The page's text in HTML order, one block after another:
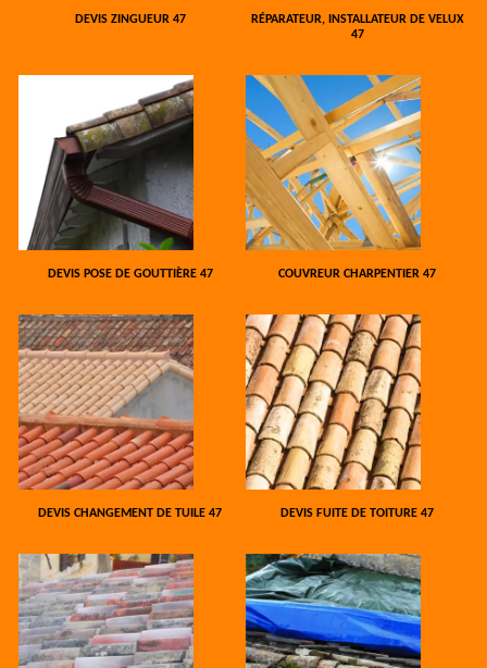
DEVIS ZINGUEUR 47
RÉPARATEUR, INSTALLATEUR DE VELUX
47
DEVIS POSE DE GOUTTIÈRE 47 COUVREUR CHARPENTIER 47
DEVIS CHANGEMENT DE TUILE 47 DEVIS FUITE DE TOITURE 47